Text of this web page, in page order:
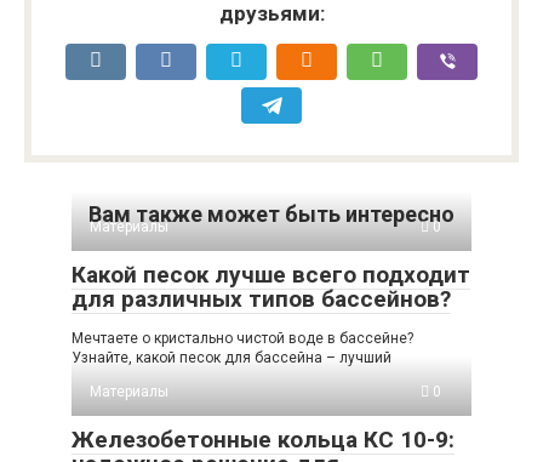
друзьями:
Вам также может быть интересно
Материалы 0
Какой песок лучше всего подходит
для различных типов бассейнов?
Мечтаете о кристально чистой воде в бассейне?
Узнайте, какой песок для бассейна – лучший
Материалы
0
Железобетонные кольца КС 10-9: